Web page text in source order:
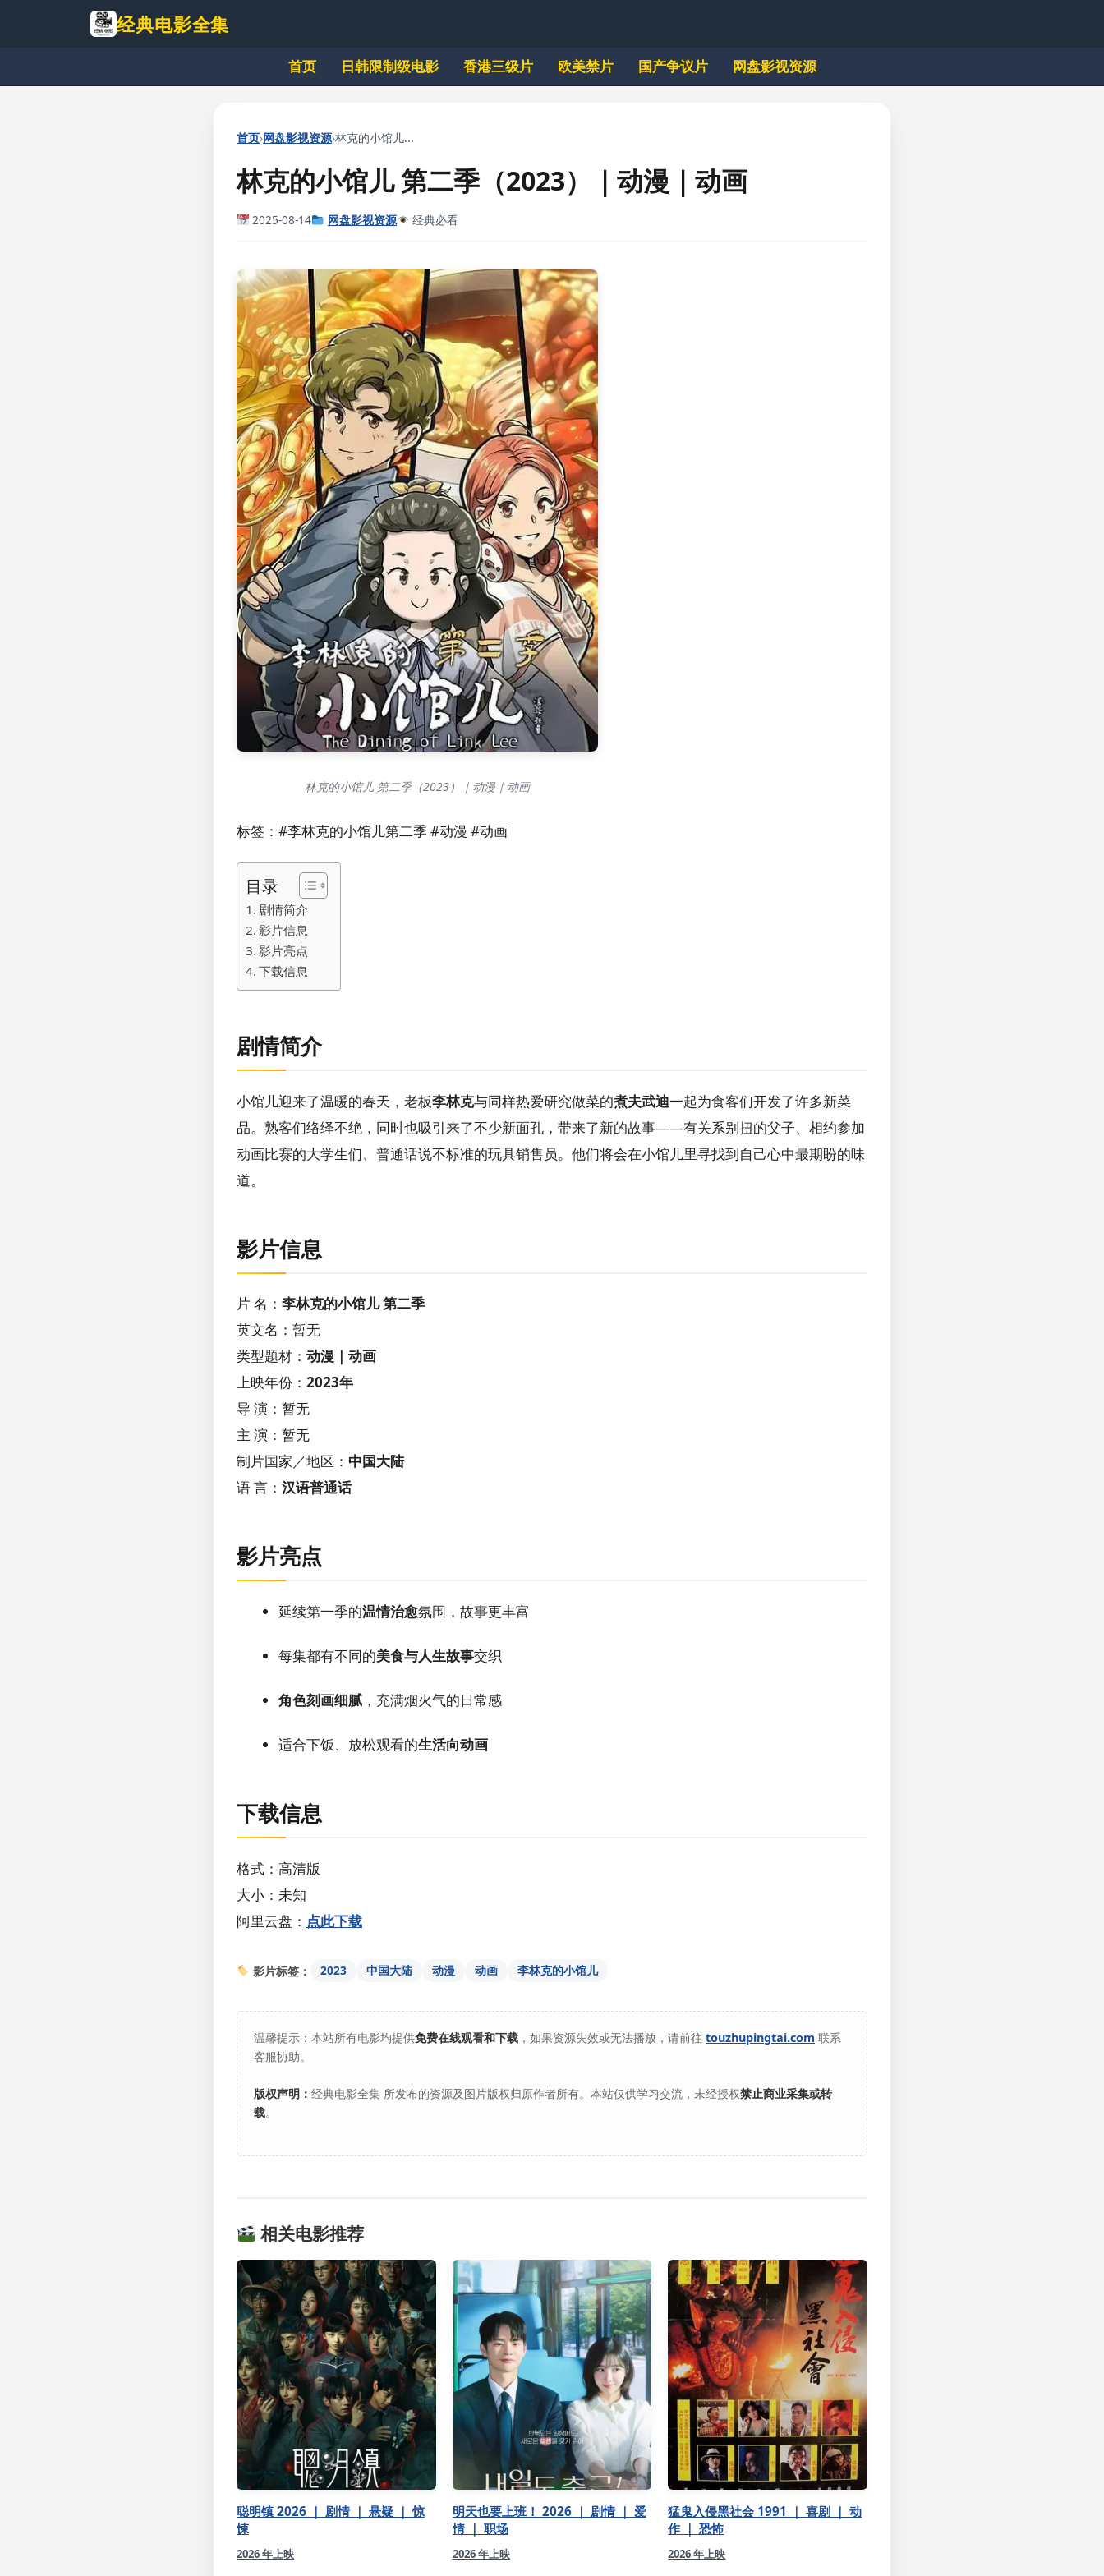
内
经典电影全集
首页 日韩限制级电影 香港三级片 欧美禁片 国产争议片 网盘影视资源
首页›网盘影视资源›林克的小馆儿...
林克的小馆儿 第二季（2023）｜动漫｜动画
2025-08-14 网盘影视资源 经典必看
林克的小馆儿 第二季（2023）｜动漫｜动画
标签：#李林克的小馆儿第二季 #动漫 #动画
目录
剧情简介
影片信息
影片亮点
下载信息
剧情简介
小馆儿迎来了温暖的春天，老板李林克与同样热爱研究做菜的煮夫武迪一起为食客们开发了许多新菜
品。熟客们络绎不绝，同时也吸引来了不少新面孔，带来了新的故事——有关系别扭的父子、相约参加
动画比赛的大学生们、普通话说不标准的玩具销售员。他们将会在小馆儿里寻找到自己心中最期盼的味
道。
影片信息
片 名： 李林克的小馆儿 第二季
英文名：暂无
类型题材： 动漫｜动画
上映年份： 2023年
导 演：暂无
主 演：暂无
制片国家／地区： 中国大陆
语 言： 汉语普通话
影片亮点
延续第一季的温情治愈氛围，故事更丰富
每集都有不同的美食与人生故事交织
角色刻画细腻 ，充满烟火气的日常感
适合下饭、放松观看的生活向动画
下载信息
格式：高清版
大小：未知
阿里云盘： 点此下载
影片标签： 2023 中国大陆 动漫 动画 李林克的小馆儿
温馨提示：本站所有电影均提供免费在线观看和下载 ，如果资源失效或无法播放，请前往 touzhupingtai.com 联系
客服协助。
版权声明： 经典电影全集 所发布的资源及图片版权归原作者所有。本站仅供学习交流，未经授权禁止商业采集或转
载。
相关电影推荐
聪明镇 2026 ｜ 剧情 ｜ 悬疑 ｜ 惊
悚
2026 年上映
明天也要上班！ 2026 ｜ 剧情 ｜ 爱
情 ｜ 职场
2026 年上映
猛鬼入侵黑社会 1991 ｜ 喜剧 ｜ 动
作 ｜ 恐怖
2026 年上映